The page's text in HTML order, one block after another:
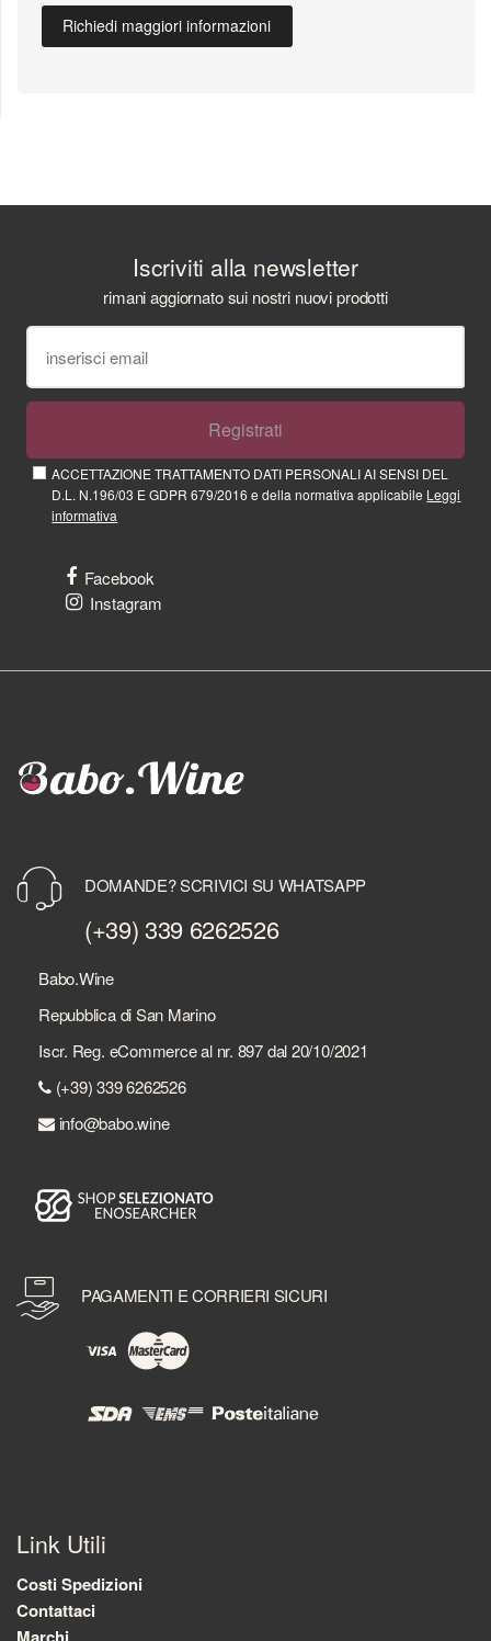
Richiedi maggiori informazioni
Iscriviti alla newsletter
rimani aggiornato sui nostri nuovi prodotti
Registrati
ACCETTAZIONE TRATTAMENTO DATI PERSONALI AI SENSI DEL
D.L. N.196/03 E GDPR 679/2016 e della normativa applicabile Leggi
informativa
Facebook
Instagram
DOMANDE? SCRIVICI SU WHATSAPP
(+39) 339 6262526
Babo.Wine
Repubblica di San Marino
Iscr. Reg. eCommerce al nr. 897 dal 20/10/2021
(+39) 339 6262526
info@babo.wine
PAGAMENTI E CORRIERI SICURI
Link Utili
Costi Spedizioni
Contattaci
Marchi